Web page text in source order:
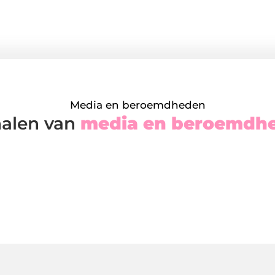
Media en beroemdheden
van media en